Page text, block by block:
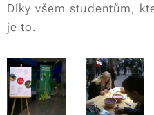
Díky všem studentům,
je to.